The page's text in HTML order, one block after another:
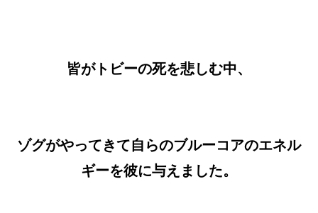
皆がトビーの死を悲しむ中、
ゾグがやってきて自らのブルーコアのエネル
ギーを彼に与えました。